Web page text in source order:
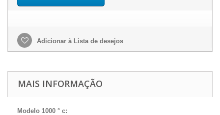
Adicionar à Lista de desejos
MAIS INFORMAÇÃO
Modelo 1000 ° c: